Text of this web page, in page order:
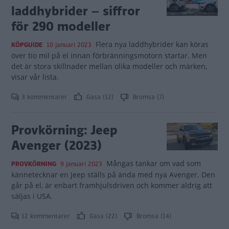
laddhybrider – siffror
för 290 modeller
KÖPGUIDE 10 januari 2023 Flera nya laddhybrider kan köras
över tio mil på el innan förbränningsmotorn startar. Men
det är stora skillnader mellan olika modeller och märken,
visar vår lista.
3 kommentarer Gasa (12) Bromsa (7)
Provkörning: Jeep
Avenger (2023)
PROVKÖRNING 9 januari 2023 Mångas tankar om vad som
kännetecknar en Jeep ställs på ända med nya Avenger. Den
går på el, är enbart framhjulsdriven och kommer aldrig att
säljas i USA.
12 kommentarer Gasa (22) Bromsa (14)